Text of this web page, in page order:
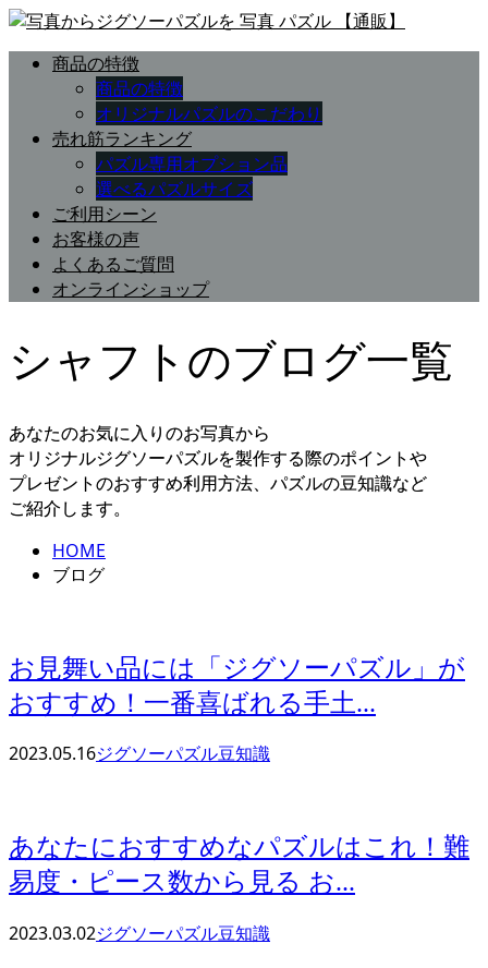
商品の特徴
商品の特徴
オリジナルパズルのこだわり
売れ筋ランキング
パズル専用オプション品
選べるパズルサイズ
ご利用シーン
お客様の声
よくあるご質問
オンラインショップ
シャフトのブログ一覧
あなたのお気に入りのお写真から
オリジナルジグソーパズルを製作する際のポイントや
プレゼントのおすすめ利用方法、パズルの豆知識など
ご紹介します。
HOME
ブログ
お見舞い品には「ジグソーパズル」が
おすすめ！一番喜ばれる手土...
2023.05.16ジグソーパズル豆知識
あなたにおすすめなパズルはこれ！難
易度・ピース数から見る お...
2023.03.02ジグソーパズル豆知識